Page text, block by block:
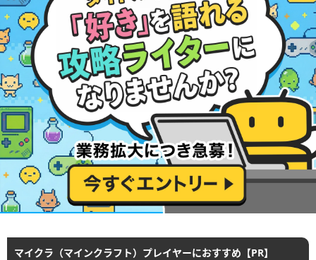
マイクラ（マインクラフト）プレイヤーにおすすめ【PR】